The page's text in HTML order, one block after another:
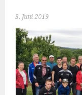
3. Juni 2019